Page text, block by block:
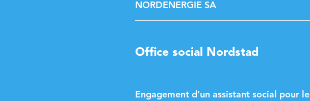
NORDENERGIE SA
Office social Nordstad
Engagement d’un assistant social pour